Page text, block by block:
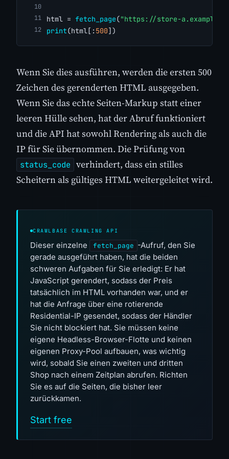
html = fetch_page("https://store-
print(html[:500])
Wenn Sie dies ausführen, werden die ersten 500
Zeichen des gerenderten HTML ausgegeben.
Wenn Sie das echte Seiten-Markup statt einer
leeren Hülle sehen, hat der Abruf funktioniert
und die API hat sowohl Rendering als auch die
IP für Sie übernommen. Die Prüfung von
status_code verhindert, dass ein stilles
Scheitern als gültiges HTML weitergeleitet wird.
CRAWLBASE CRAWLING API
Dieser einzelne fetch_page -Aufruf, den Sie
gerade ausgeführt haben, hat die beiden
schweren Aufgaben für Sie erledigt: Er hat
JavaScript gerendert, sodass der Preis
tatsächlich im HTML vorhanden war, und er
hat die Anfrage über eine rotierende
Residential-IP gesendet, sodass der Händler
Sie nicht blockiert hat. Sie müssen keine
eigene Headless-Browser-Flotte und keinen
eigenen Proxy-Pool aufbauen, was wichtig
wird, sobald Sie einen zweiten und dritten
Shop nach einem Zeitplan abrufen. Richten
Sie es auf die Seiten, die bisher leer
zurückkamen.
Start free